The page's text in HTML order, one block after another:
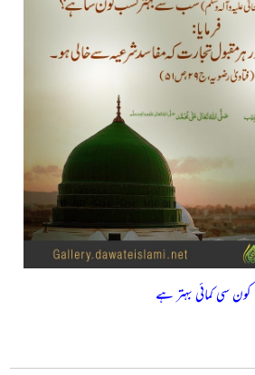
کون سی کمائی بہتر ہے